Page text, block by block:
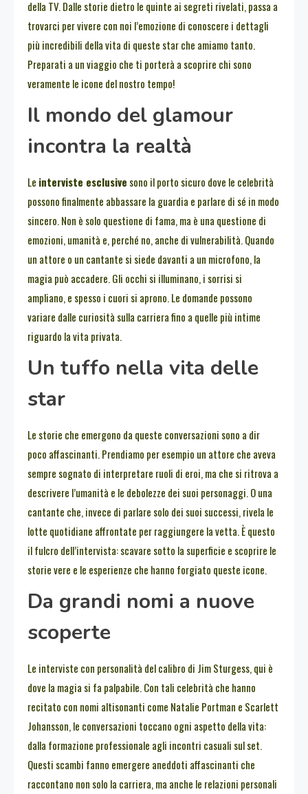
della TV. Dalle storie dietro le quinte ai segreti rivelati, passa a
trovarci per vivere con noi l’emozione di conoscere i dettagli
più incredibili della vita di queste star che amiamo tanto.
Preparati a un viaggio che ti porterà a scoprire chi sono
veramente le icone del nostro tempo!
Il mondo del glamour
incontra la realtà
Le interviste esclusive sono il porto sicuro dove le celebrità
possono finalmente abbassare la guardia e parlare di sé in modo
sincero. Non è solo questione di fama, ma è una questione di
emozioni, umanità e, perché no, anche di vulnerabilità. Quando
un attore o un cantante si siede davanti a un microfono, la
magia può accadere. Gli occhi si illuminano, i sorrisi si
ampliano, e spesso i cuori si aprono. Le domande possono
variare dalle curiosità sulla carriera fino a quelle più intime
riguardo la vita privata.
Un tuffo nella vita delle
star
Le storie che emergono da queste conversazioni sono a dir
poco affascinanti. Prendiamo per esempio un attore che aveva
sempre sognato di interpretare ruoli di eroi, ma che si ritrova a
descrivere l’umanità e le debolezze dei suoi personaggi. O una
cantante che, invece di parlare solo dei suoi successi, rivela le
lotte quotidiane affrontate per raggiungere la vetta. È questo
il fulcro dell’intervista: scavare sotto la superficie e scoprire le
storie vere e le esperienze che hanno forgiato queste icone.
Da grandi nomi a nuove
scoperte
Le interviste con personalità del calibro di Jim Sturgess, qui è
dove la magia si fa palpabile. Con tali celebrità che hanno
recitato con nomi altisonanti come Natalie Portman e Scarlett
Johansson, le conversazioni toccano ogni aspetto della vita:
dalla formazione professionale agli incontri casuali sul set.
Questi scambi fanno emergere aneddoti affascinanti che
raccontano non solo la carriera, ma anche le relazioni personali